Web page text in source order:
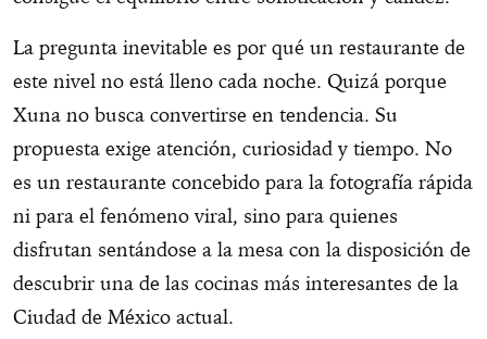
La pregunta inevitable es por qué un restaurante de
este nivel no está lleno cada noche. Quizá porque
Xuna no busca convertirse en tendencia. Su
propuesta exige atención, curiosidad y tiempo. No
es un restaurante concebido para la fotografía rápida
ni para el fenómeno viral, sino para quienes
disfrutan sentándose a la mesa con la disposición de
descubrir una de las cocinas más interesantes de la
Ciudad de México actual.